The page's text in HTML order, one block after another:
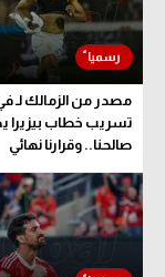
مصدر من الزمالك لـ
تسريب خطاب بيزيرا
صالحنا.. وقرارنا نهائي